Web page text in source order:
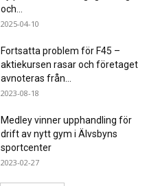
och...
2025-04-10
Fortsatta problem för F45 –
aktiekursen rasar och företaget
avnoteras från...
2023-08-18
Medley vinner upphandling för
drift av nytt gym i Älvsbyns
sportcenter
2023-02-27